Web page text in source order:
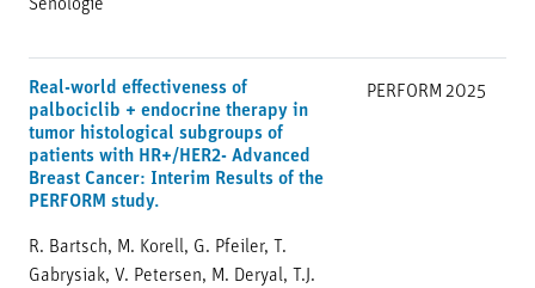
Senologie
Real-world effectiveness of
palbociclib + endocrine therapy in
tumor histological subgroups of
patients with HR+/HER2- Advanced
Breast Cancer: Interim Results of the
PERFORM study.
R. Bartsch, M. Korell, G. Pfeiler, T.
Gabrysiak, V. Petersen, M. Deryal, T.J.
PERFORM 2025